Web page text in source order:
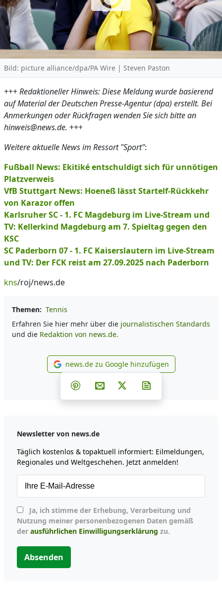
Bild: picture alliance/dpa/PA Wire | Steven Paston
+++Redaktioneller Hinweis: Diese Meldung wurde basierend
auf Material der Deutschen Presse-Agentur (dpa) erstellt. Bei
Anmerkungen oder Rückfragen wenden Sie sich bitte an
hinweis@news.de. +++
Weitere aktuelle News im Ressort "Sport":
Fußball News: Ekitiké entschuldigt sich für unnötigen
Platzverweis
VfB Stuttgart News: Hoeneß lässt Startelf-Rückkehr
von Karazor offen
Karlsruher SC - 1. FC Magdeburg im Live-Stream und
TV: Kellerkind Magdeburg am 7. Spieltag gegen den
KSC
SC Paderborn 07 - 1. FC Kaiserslautern im Live-Stream
und TV: Der FCK reist am 27.09.2025 nach Paderborn
kns/roj/news.de
Themen: Tennis
Erfahren Sie hier mehr über die journalistischen Standards
und die Redaktion von news.de.
news.de zu Google
news.de zu Google hinzufügen
Teilen auf Facebook
Teilen auf Whatsapp
Teilen auf Telegram
Teilen auf Pinterest
Per E-Mail teilen
Post auf X
Newsletter von news.de
Täglich kostenlos & topaktuell informiert: Eilmeldungen,
Regionales und Weltgeschehen. Jetzt anmelden!
Nutzung meiner personenbezogenen Daten gemäß
der ausführlichen Einwilligungserklärung zu.
Absenden